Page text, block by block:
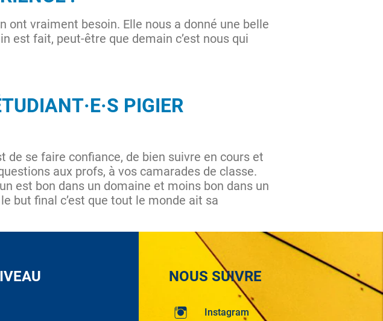
ont vraiment besoin. Elle nous a donné une belle
est fait, peut-être que demain c’est nous qui
PIGIER
de se faire confiance, de bien suivre en cours et
aux profs, à vos camarades de classe.
est bon dans un domaine et moins bon dans un
but final c’est que tout le monde ait sa
NOUS SUIVRE
Instagram